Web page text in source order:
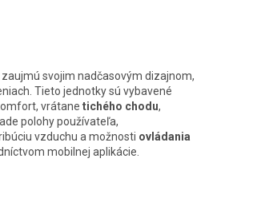
zaujmú svojim nadčasovým dizajnom,
Tieto jednotky sú vybavené
vrátane tichého chodu,
polohy používateľa,
vzduchu a možnosti ovládania
mobilnej aplikácie.